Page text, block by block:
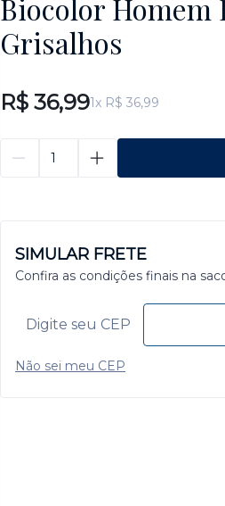
Biocolor Homem
Grisalhos
R$ 36,991x R$ 36,99
SIMULAR FRETE
Confira as condições finais na
Não sei meu CEP